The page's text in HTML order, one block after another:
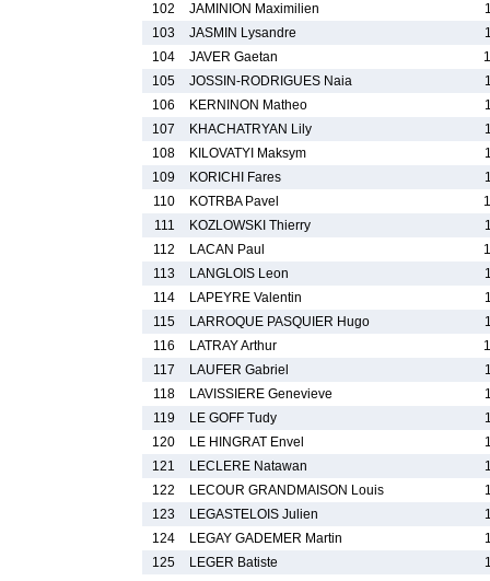
102
JAMINION Maximilien
103
JASMIN Lysandre
104
JAVER Gaetan
105
JOSSIN-RODRIGUES Naia
106
KERNINON Matheo
107
KHACHATRYAN Lily
108
KILOVATYI Maksym
109
KORICHI Fares
110
KOTRBA Pavel
111
KOZLOWSKI Thierry
112
LACAN Paul
113
LANGLOIS Leon
114
LAPEYRE Valentin
115
LARROQUE PASQUIER Hugo
116
LATRAY Arthur
117
LAUFER Gabriel
118
LAVISSIERE Genevieve
119
LE GOFF Tudy
120
LE HINGRAT Envel
121
LECLERE Natawan
122
LECOUR GRANDMAISON Louis
123
LEGASTELOIS Julien
124
LEGAY GADEMER Martin
125
LEGER Batiste